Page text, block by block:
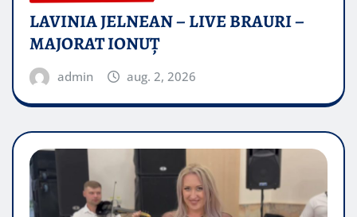
LAVINIA JELNEAN – LIVE BRAURI –
MAJORAT IONUŢ
admin aug. 2, 2026